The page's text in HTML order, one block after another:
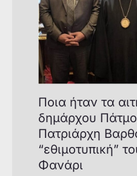
Ποια ήταν τα
δημάρχου
Πατριάρχη
“εθιμοτυπική”
Φανάρι